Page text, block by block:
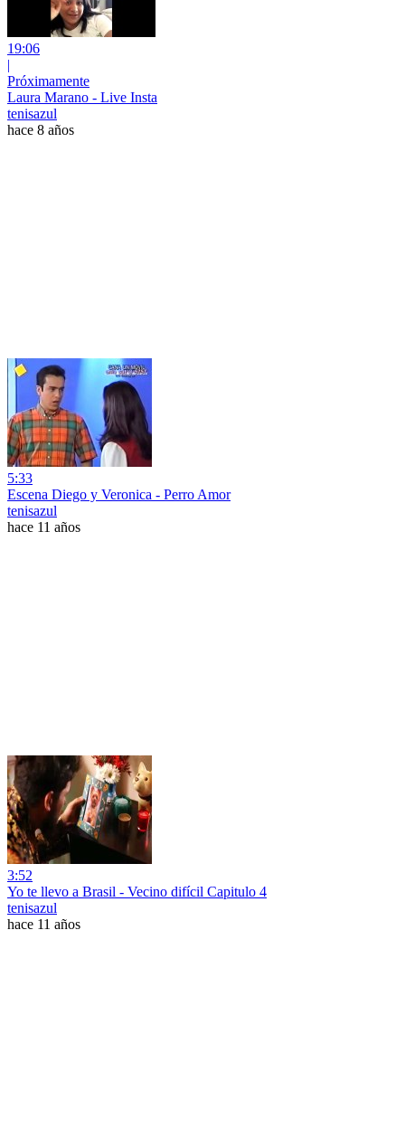
19:06
|
Próximamente
Laura Marano - Live Insta
tenisazul
hace 8 años
5:33
Escena Diego y Veronica - Perro Amor
tenisazul
hace 11 años
3:52
Yo te llevo a Brasil - Vecino difícil Capitulo 4
tenisazul
hace 11 años